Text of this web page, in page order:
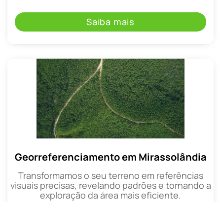
Saiba mais
Georreferenciamento em Mirassolândia
Transformamos o seu terreno em referências
visuais precisas, revelando padrões e tornando a
exploração da área mais eficiente.